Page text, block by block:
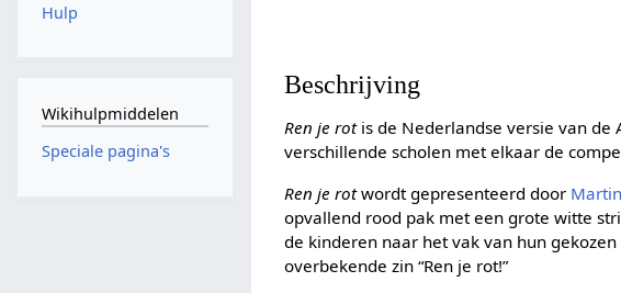
Beschrijving
Ren je rotis de Nederlandse versie van de
verschillende scholen met elkaar de
Ren je rotwordt gepresenteerd door
opvallend rood pak met een grote witte
de kinderen naar het vak van hun
overbekende zin “Ren je rot!”
Hulp
Wikihulpmiddelen
Speciale pagina's